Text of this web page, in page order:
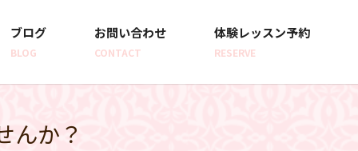
ブログ
BLOG
お問い合わせ
CONTACT
体験レッスン予約
RESERVE
んか？